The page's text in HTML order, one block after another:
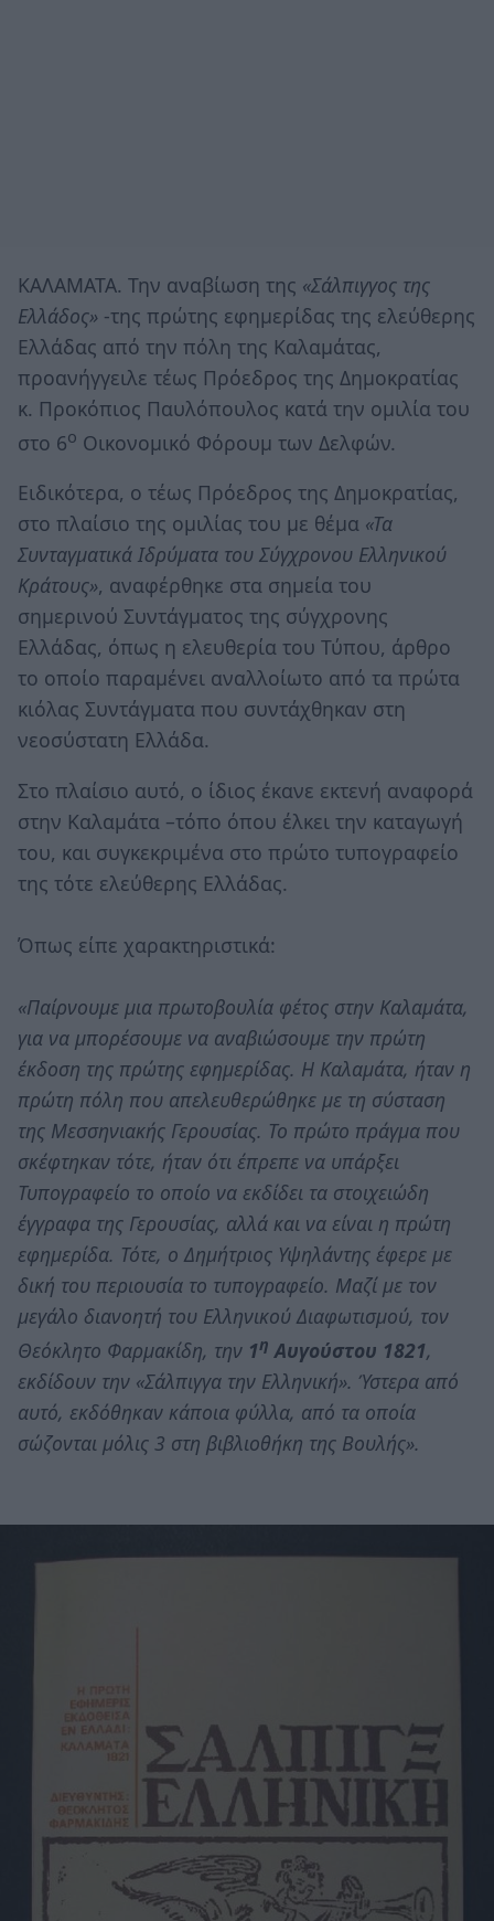
ΚΑΛΑΜΑΤΑ. Την αναβίωση της «Σάλπιγγος της
Ελλάδος» -της πρώτης εφημερίδας της ελεύθερης
Ελλάδας από την πόλη της Καλαμάτας,
προανήγγειλε τέως Πρόεδρος της Δημοκρατίας
κ. Προκόπιος Παυλόπουλος κατά την ομιλία του
στο 6ο Οικονομικό Φόρουμ των Δελφών.
Ειδικότερα, ο τέως Πρόεδρος της Δημοκρατίας,
στο πλαίσιο της ομιλίας του με θέμα «Τα
Συνταγματικά Ιδρύματα του Σύγχρονου Ελληνικού
Κράτους», αναφέρθηκε στα σημεία του
σημερινού Συντάγματος της σύγχρονης
Ελλάδας, όπως η ελευθερία του Τύπου, άρθρο
το οποίο παραμένει αναλλοίωτο από τα πρώτα
κιόλας Συντάγματα που συντάχθηκαν στη
νεοσύστατη Ελλάδα.
Στο πλαίσιο αυτό, ο ίδιος έκανε εκτενή αναφορά
στην Καλαμάτα –τόπο όπου έλκει την καταγωγή
του, και συγκεκριμένα στο πρώτο τυπογραφείο
της τότε ελεύθερης Ελλάδας.
Όπως είπε χαρακτηριστικά:
«Παίρνουμε μια πρωτοβουλία φέτος στην Καλαμάτα,
για να μπορέσουμε να αναβιώσουμε την πρώτη
έκδοση της πρώτης εφημερίδας. Η Καλαμάτα, ήταν η
πρώτη πόλη που απελευθερώθηκε με τη σύσταση
της Μεσσηνιακής Γερουσίας. Το πρώτο πράγμα που
σκέφτηκαν τότε, ήταν ότι έπρεπε να υπάρξει
Τυπογραφείο το οποίο να εκδίδει τα στοιχειώδη
έγγραφα της Γερουσίας, αλλά και να είναι η πρώτη
εφημερίδα. Τότε, ο Δημήτριος Υψηλάντης έφερε με
δική του περιουσία το τυπογραφείο. Μαζί με τον
μεγάλο διανοητή του Ελληνικού Διαφωτισμού, τον
Θεόκλητο Φαρμακίδη, την 1η Αυγούστου 1821,
εκδίδουν την «Σάλπιγγα την Ελληνική». Ύστερα από
αυτό, εκδόθηκαν κάποια φύλλα, από τα οποία
σώζονται μόλις 3 στη βιβλιοθήκη της Βουλής».